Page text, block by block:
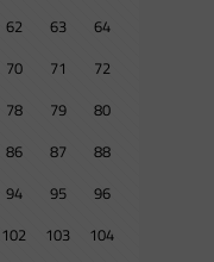
62 63
64
70 71
72
78 79
80
86 87
88
94 95
96
102 103
104